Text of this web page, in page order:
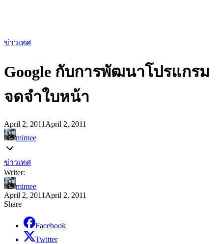
ข่าวเทศ
Google กับการพัฒนาโปรแกรม
จดจำใบหน้า
April 2, 2011 April 2, 2011
mimee
ข่าวเทศ
Writer:
mimee
April 2, 2011 April 2, 2011
Share
Facebook
Twitter